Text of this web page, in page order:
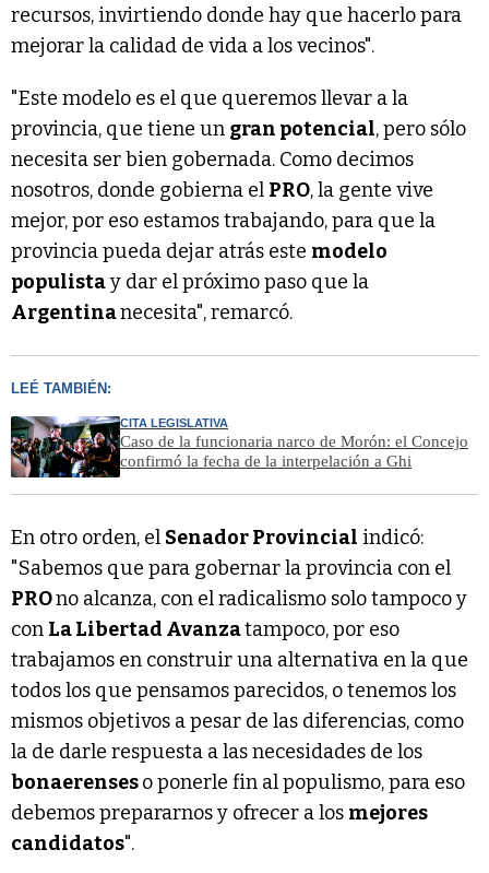
recursos, invirtiendo donde hay que hacerlo para
mejorar la calidad de vida a los vecinos".
"Este modelo es el que queremos llevar a la
provincia, que tiene un gran potencial, pero sólo
necesita ser bien gobernada. Como decimos
nosotros, donde gobierna el PRO, la gente vive
mejor, por eso estamos trabajando, para que la
provincia pueda dejar atrás este modelo
populistay dar el próximo paso que la
Argentinanecesita", remarcó.
LEÉ TAMBIÉN:
CITA LEGISLATIVA
Caso de la funcionaria narco de Morón: el Concejo
confirmó la fecha de la interpelación a Ghi
En otro orden, el Senador Provincial indicó:
"Sabemos que para gobernar la provincia con el
PROno alcanza, con el radicalismo solo tampoco y
con La Libertad Avanzatampoco, por eso
trabajamos en construir una alternativa en la que
todos los que pensamos parecidos, o tenemos los
mismos objetivos a pesar de las diferencias, como
la de darle respuesta a las necesidades de los
bonaerenseso ponerle fin al populismo, para eso
debemos prepararnos y ofrecer a los mejores
candidatos".